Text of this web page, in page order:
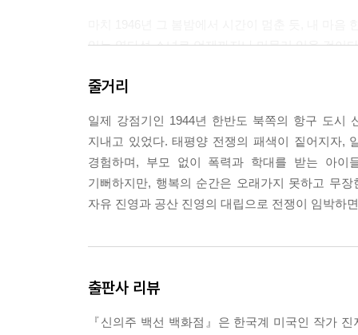
있는 열다섯 소녀로 언제까지나 머물러 있을 것이
다.
--- p.160
희미하지만 진심 어린 미소가 남자의 얼굴을 짧게
이내 표정을 감추었다.
--- p.165
줄거리
일제 강점기인 1944년 한반도 북쪽의 항구 도시
지내고 있었다. 태평양 전쟁의 패색이 짙어지자,
경험하며, 부모 없이 폭력과 학대를 받는 아이
기뻐하지만, 행복의 순간은 오래가지 못하고 무
자유 진영과 공산 진영의 대립으로 전쟁이 임박하
출판사 리뷰
『신의주 백선 백화점』은 한국계 미국인 작가